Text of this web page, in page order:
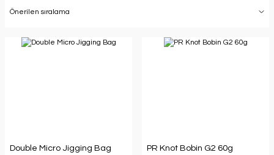
Double Micro Jigging Bag
PR Knot Bobin G2 60g